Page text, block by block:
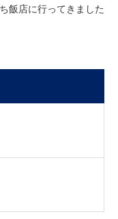
飯店に行ってきました